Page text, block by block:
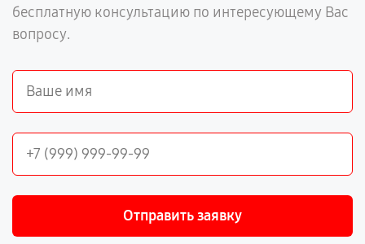
бесплатную консультацию по интересующему Вас
вопросу.
Отправить заявку